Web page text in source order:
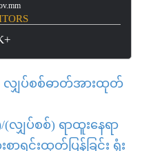
လျှပ်စစ်ဓာတ်အားထုတ်
လျှပ်စစ်) ရာထူးနေရာ
ာရင်းထုတ်ပြန်ခြင်း ရုံး